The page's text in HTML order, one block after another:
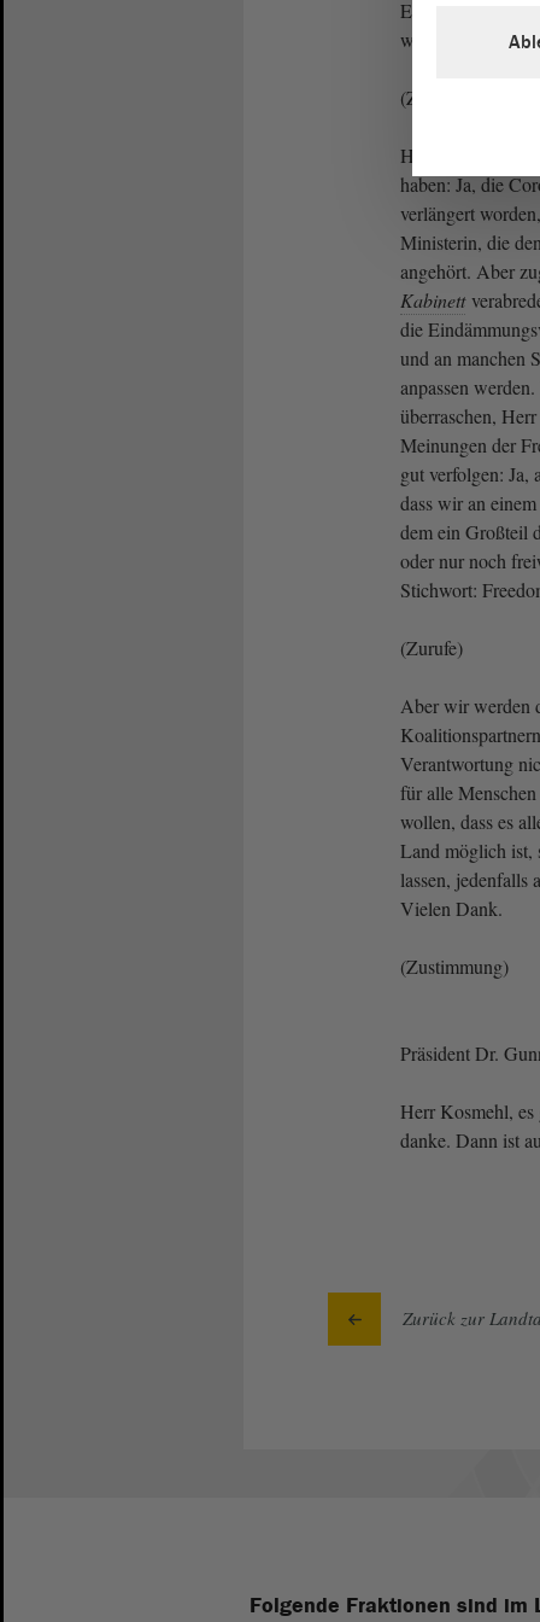
wieder überprüft
(Zustimmung)
Herr Siegmund,
haben: Ja, die
verlängert
Ministerin, die
angehört. Aber
Kabinett
die
und an manchen
anpassen
überraschen,
Meinungen der
gut verfolgen:
dass wir an
dem ein Großteil
oder nur noch
Stichwort:
(Zurufe)
Aber wir werden
Verantwortung
für alle
wollen, dass es
Land möglich ist,
lassen, jedenfalls
Vielen Dank.
(Zustimmung)
Präsident Dr.
Herr Kosmehl,
danke. Dann ist
Zurück zur
Folgende Fraktionen sind im